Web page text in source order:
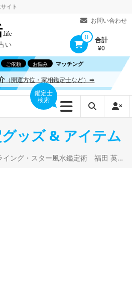
お問い合わせ
.life
い
0 合計
¥0
ご依頼 お悩み マッチング
（開運方位・家相鑑定士など）➡
鑑定士
検索
ッズ & アイテム
ング・スター風水鑑定術 福田 英嗣(著)